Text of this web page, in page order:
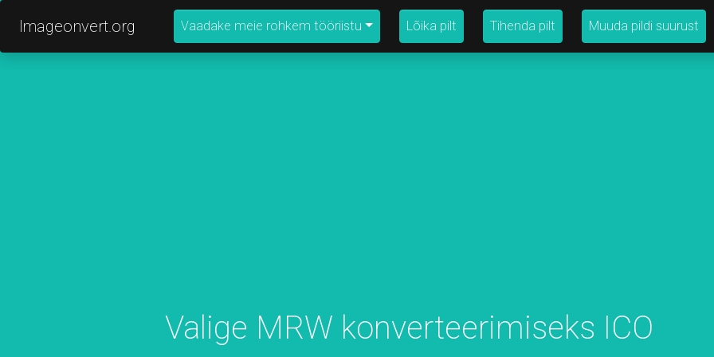
Imageonvert.org Vaadake meie rohkem tööriistu Lõika pilt Tihenda pilt Muuda pildi suurust
Valige MRW konverteerimiseks ICO